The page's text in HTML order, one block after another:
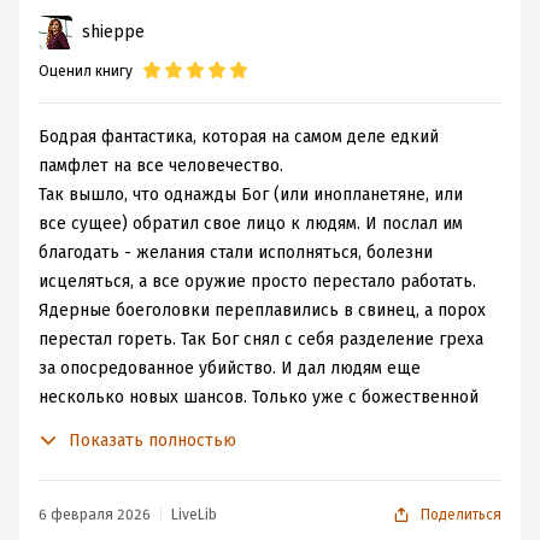
всех и каждого обо всём написанном и ненаписанном
тоже.
shieppe
Оценил книгу
Бодрая фантастика, которая на самом деле едкий
памфлет на все человечество.
Так вышло, что однажды Бог (или инопланетяне, или
все сущее) обратил свое лицо к людям. И послал им
благодать - желания стали исполняться, болезни
исцеляться, а все оружие просто перестало работать.
Ядерные боеголовки переплавились в свинец, а порох
перестал гореть. Так Бог снял с себя разделение греха
за опосредованное убийство. И дал людям еще
несколько новых шансов. Только уже с божественной
беспорядочно и всякой херни.
Показать полностью
6 февраля 2026 LiveLib Поделиться